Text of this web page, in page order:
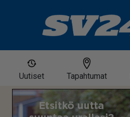
Uutiset Tapahtumat